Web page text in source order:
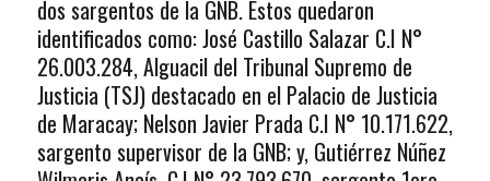
dos sargentos de la GNB. Estos quedaron
identificados como: José Castillo Salazar C.I N°
26.003.284, Alguacil del Tribunal Supremo de
Justicia (TSJ) destacado en el Palacio de Justicia
de Maracay; Nelson Javier Prada C.I N° 10.171.622,
sargento supervisor de la GNB; y, Gutiérrez Núñez